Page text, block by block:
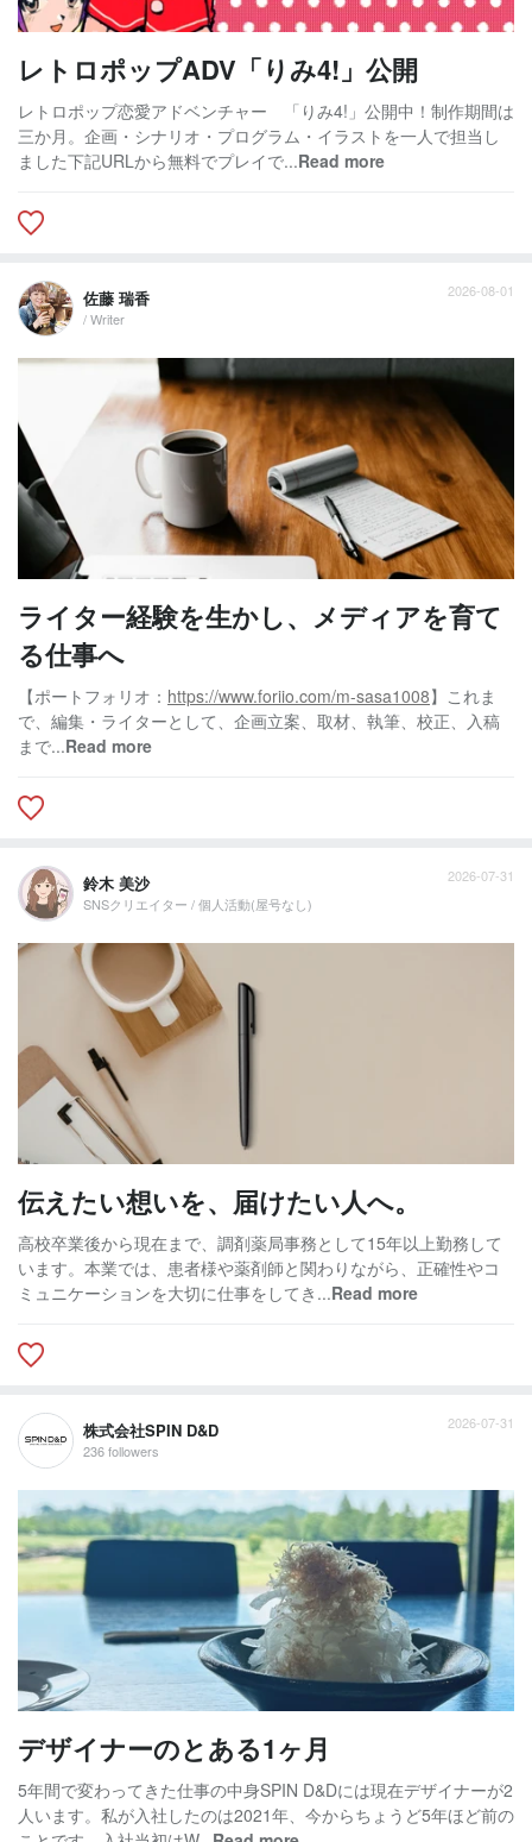
レトロポップADV「りみ4!」公開
レトロポップ恋愛アドベンチャー 「りみ4!」公開中！制作期間は
三か月。企画・シナリオ・プログラム・イラストを一人で担当し
ました下記URLから無料でプレイで...Read more
佐藤 瑞香
/ Writer
2026-08-01
ライター経験を生かし、メディアを育て
る仕事へ
【ポートフォリオ： https://www.foriio.com/m-sasa1008】これま
で、編集・ライターとして、企画立案、取材、執筆、校正、入稿
まで...Read more
鈴木 美沙
SNSクリエイター / 個人活動(屋号なし)
2026-07-31
伝えたい想いを、届けたい人へ。
高校卒業後から現在まで、調剤薬局事務として15年以上勤務して
います。本業では、患者様や薬剤師と関わりながら、正確性やコ
ミュニケーションを大切に仕事をしてき...Read more
株式会社SPIN D&D
236 followers
2026-07-31
デザイナーのとある1ヶ月
5年間で変わってきた仕事の中身SPIN D&Dには現在デザイナーが2
人います。私が入社したのは2021年、今からちょうど5年ほど前の